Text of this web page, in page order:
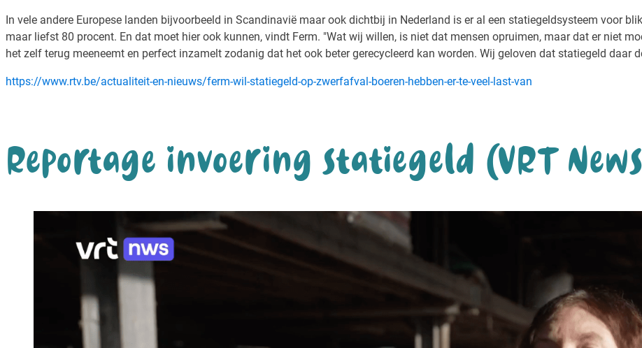
In vele andere Europese landen bijvoorbeeld in Scandinavië maar ook dichtbij in Nederland is er al een statiegeldsysteem voor
maar liefst 80 procent. En dat moet hier ook kunnen, vindt Ferm. "Wat wij willen, is niet dat mensen opruimen, maar dat er niet
het zelf terug meeneemt en perfect inzamelt zodanig dat het ook beter gerecycleerd kan worden. Wij geloven dat statiegeld daar
https://www.rtv.be/actualiteit-en-nieuws/ferm-wil-statiegeld-op-zwerfafval-boeren-hebben-er-te-veel-last-van
Reportage invoering statiegeld (VRT